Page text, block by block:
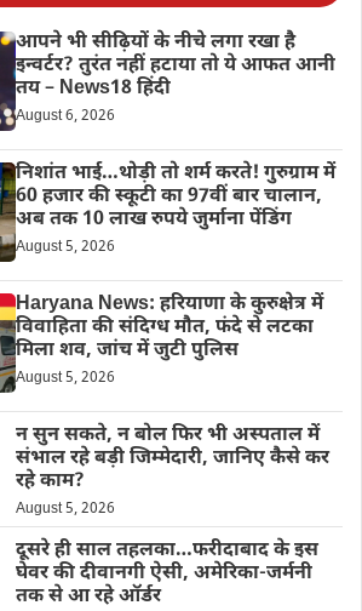
आपने भी सीढ़ियों के नीचे लगा रखा है
इन्वर्टर? तुरंत नहीं हटाया तो ये आफत आनी
तय – News18 हिंदी
August 6, 2026
निशांत भाई…थोड़ी तो शर्म करते! गुरुग्राम में
60 हजार की स्कूटी का 97वीं बार चालान,
अब तक 10 लाख रुपये जुर्माना पेंडिंग
August 5, 2026
Haryana News: हरियाणा के कुरुक्षेत्र में
विवाहिता की संदिग्ध मौत, फंदे से लटका
मिला शव, जांच में जुटी पुलिस
August 5, 2026
न सुन सकते, न बोल फिर भी अस्पताल में
संभाल रहे बड़ी जिम्मेदारी, जानिए कैसे कर
रहे काम?
August 5, 2026
दूसरे ही साल तहलका…फरीदाबाद के इस
घेवर की दीवानगी ऐसी, अमेरिका-जर्मनी
तक से आ रहे ऑर्डर